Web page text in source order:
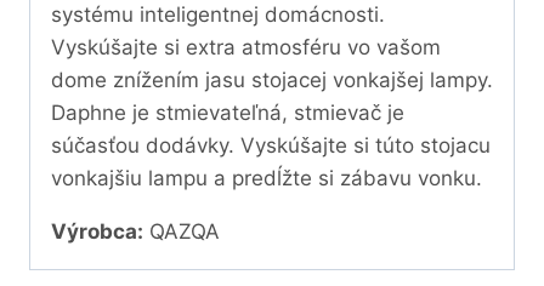
systému inteligentnej domácnosti.
Vyskúšajte si extra atmosféru vo vašom
dome znížením jasu stojacej vonkajšej lampy.
Daphne je stmievateľná, stmievač je
súčasťou dodávky. Vyskúšajte si túto stojacu
vonkajšiu lampu a predĺžte si zábavu vonku.
Výrobca: QAZQA